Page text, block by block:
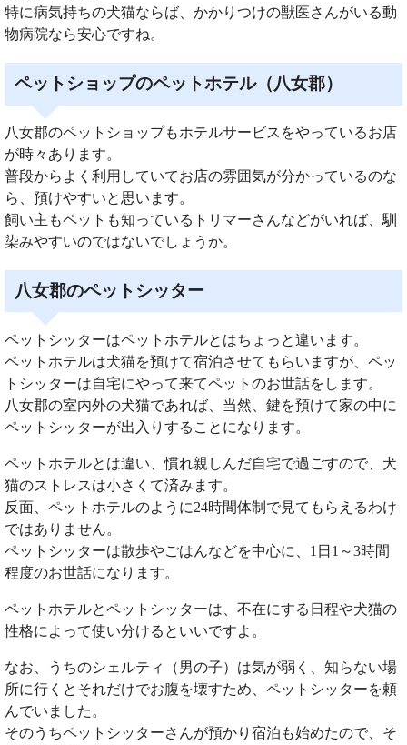
特に病気持ちの犬猫ならば、かかりつけの獣医さんがいる動
物病院なら安心ですね。
ペットショップのペットホテル（八女郡）
八女郡のペットショップもホテルサービスをやっているお店
が時々あります。
普段からよく利用していてお店の雰囲気が分かっているのな
ら、預けやすいと思います。
飼い主もペットも知っているトリマーさんなどがいれば、馴
染みやすいのではないでしょうか。
八女郡のペットシッター
ペットシッターはペットホテルとはちょっと違います。
ペットホテルは犬猫を預けて宿泊させてもらいますが、ペッ
トシッターは自宅にやって来てペットのお世話をします。
八女郡の室内外の犬猫であれば、当然、鍵を預けて家の中に
ペットシッターが出入りすることになります。
ペットホテルとは違い、慣れ親しんだ自宅で過ごすので、犬
猫のストレスは小さくて済みます。
反面、ペットホテルのように24時間体制で見てもらえるわけ
ではありません。
ペットシッターは散歩やごはんなどを中心に、1日1～3時間
程度のお世話になります。
ペットホテルとペットシッターは、不在にする日程や犬猫の
性格によって使い分けるといいですよ。
なお、うちのシェルティ（男の子）は気が弱く、知らない場
所に行くとそれだけでお腹を壊すため、ペットシッターを頼
んでいました。
そのうちペットシッターさんが預かり宿泊も始めたので、そ